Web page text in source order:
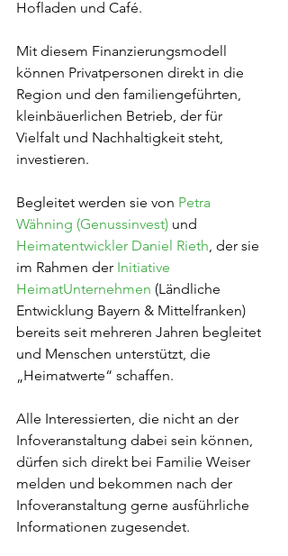
Hofladen und Café.
Mit diesem Finanzierungsmodell
können Privatpersonen direkt in die
Region und den familiengeführten,
kleinbäuerlichen Betrieb, der für
Vielfalt und Nachhaltigkeit steht,
investieren.
Begleitet werden sie von Petra
Wähning (Genussinvest) und
Heimatentwickler Daniel Rieth, der sie
im Rahmen der Initiative
HeimatUnternehmen (Ländliche
Entwicklung Bayern & Mittelfranken)
bereits seit mehreren Jahren begleitet
und Menschen unterstützt, die
„Heimatwerte“ schaffen.
Alle Interessierten, die nicht an der
Infoveranstaltung dabei sein können,
dürfen sich direkt bei Familie Weiser
melden und bekommen nach der
Infoveranstaltung gerne ausführliche
Informationen zugesendet.